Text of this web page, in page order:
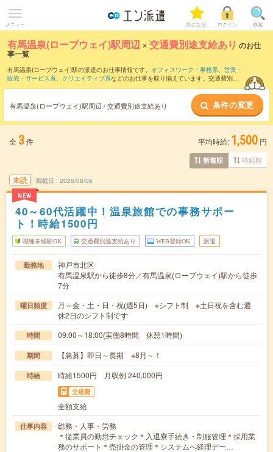
メニュー 気になる! ログイン 検索
有馬温泉(ロープウェイ)駅周辺 ×交通費別途支給あり のお仕
事一覧
有馬温泉(ロープウェイ)駅の派遣のお仕事情報です。 オフィスワーク・事務系、 営業・
販売・サービス系、 クリエイティブ系などのお仕事を取り揃えています。交通費別途
有馬温泉(ロープウェイ)駅周辺 / 交通費別途支給あり 条件の変更
全 3件 平均時給: 1,500 円
新着順 時給順
未読
NEW
掲載日 2026/08/06
40～60代活躍中！温泉旅館での事務サポー
ト！時給1500円
職種未経験OK 交通費別途支給あり WEB登録OK 派遣
勤務地
神戸市北区
有馬温泉駅から徒歩8分／有馬温泉(ロープウェイ)駅から徒歩
7分
曜日頻度
月～金・土・日・祝(週5日) ※シフト制 ※土日祝を含む週
休2日のシフト制です
時間 09:00～18:00(実働8時間 休憩1時間)
期間 【急募】即日～長期 ※8月～！
時給 時給1500円 月収例 240,000円
交通費
全額支給
仕事内容
総務・人事・労務
＊従業員の勤怠チェック＊入退寮手続き・制服管理＊採用業
務のサポート＊売掛金の管理＊システムへ経理デー…